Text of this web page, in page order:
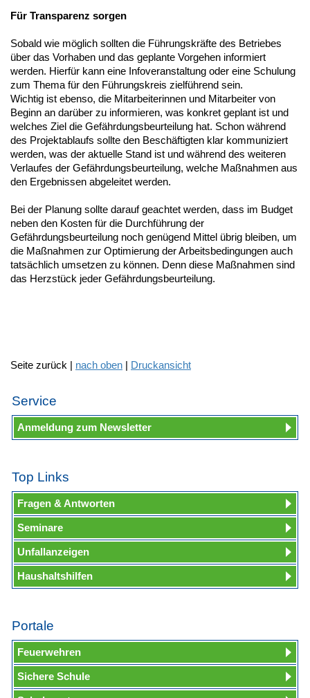
Für Transparenz sorgen
Sobald wie möglich sollten die Führungskräfte des Betriebes
über das Vorhaben und das geplante Vorgehen informiert
werden. Hierfür kann eine Infoveranstaltung oder eine Schulung
zum Thema für den Führungskreis zielführend sein.
Wichtig ist ebenso, die Mitarbeiterinnen und Mitarbeiter von
Beginn an darüber zu informieren, was konkret geplant ist und
welches Ziel die Gefährdungsbeurteilung hat. Schon während
des Projektablaufs sollte den Beschäftigten klar kommuniziert
werden, was der aktuelle Stand ist und während des weiteren
Verlaufes der Gefährdungsbeurteilung, welche Maßnahmen aus
den Ergebnissen abgeleitet werden.
Bei der Planung sollte darauf geachtet werden, dass im Budget
neben den Kosten für die Durchführung der
Gefährdungsbeurteilung noch genügend Mittel übrig bleiben, um
die Maßnahmen zur Optimierung der Arbeitsbedingungen auch
tatsächlich umsetzen zu können. Denn diese Maßnahmen sind
das Herzstück jeder Gefährdungsbeurteilung.
Seite zurück | nach oben | Druckansicht
Service
Anmeldung zum Newsletter
Top Links
Fragen & Antworten
Seminare
Unfallanzeigen
Haushaltshilfen
Portale
Feuerwehren
Sichere Schule